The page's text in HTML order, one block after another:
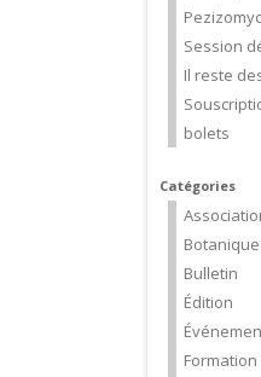
Session
Il reste
bolets
Catégories
Botanique
Bulletin
Édition
Formation